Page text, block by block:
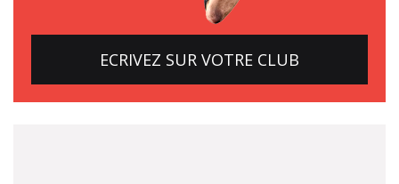
ECRIVEZ SUR VOTRE CLUB